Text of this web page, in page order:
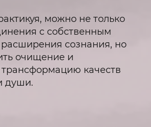
можно не только
с собственным
сознания, но
очищение и
трансформацию качеств
души.